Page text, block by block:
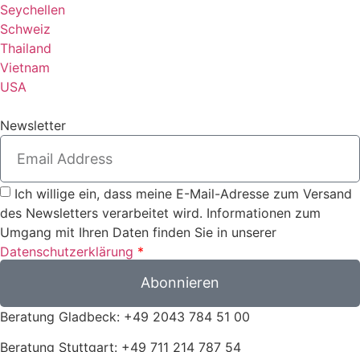
Seychellen
Schweiz
Thailand
Vietnam
USA
Newsletter
Ich willige ein, dass meine E-Mail-Adresse zum Versand
des Newsletters verarbeitet wird. Informationen zum
Umgang mit Ihren Daten finden Sie in unserer
Datenschutzerklärung *
Abonnieren
Beratung Gladbeck: +49 2043 784 51 00
Beratung Stuttgart: +49 711 214 787 54